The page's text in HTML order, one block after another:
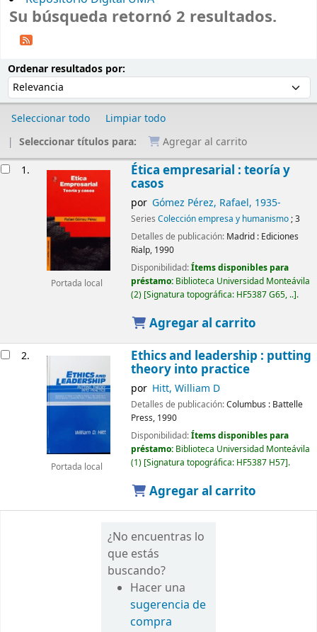
Su búsqueda retornó 2 resultados.
Ordenar resultados por:
Seleccionar todo
Limpiar todo
Seleccionar títulos para:
Agregar al carrito
1.
Portada local
Ética empresarial : teoría y
casos
por Gómez Pérez, Rafael, 1935-
Series Colección empresa y humanismo; 3
Detalles de publicación: Madrid : Ediciones
Rialp, 1990
Disponibilidad:Ítems disponibles para
préstamo: Biblioteca Universidad Monteávila
(2) Signatura topográfica: HF5387 G65, .. .
Agregar al carrito
2.
Portada local
Ethics and leadership : putting
theory into practice
por Hitt, William D
Detalles de publicación:Columbus : Battelle
Press, 1990
Disponibilidad:Ítems disponibles para
préstamo: Biblioteca Universidad Monteávila
(1) Signatura topográfica: HF5387 H57 .
Agregar al carrito
¿No encuentras lo
que estás
buscando?
Hacer una
sugerencia de
compra